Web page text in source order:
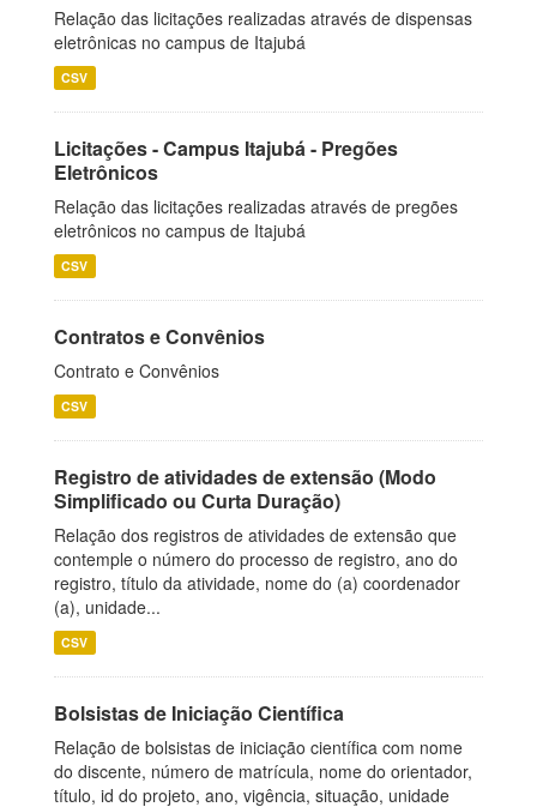
Relação das licitações realizadas através de dispensas
eletrônicas no campus de Itajubá
CSV
Licitações - Campus Itajubá - Pregões
Eletrônicos
Relação das licitações realizadas através de pregões
eletrônicos no campus de Itajubá
CSV
Contratos e Convênios
Contrato e Convênios
CSV
Registro de atividades de extensão (Modo
Simplificado ou Curta Duração)
Relação dos registros de atividades de extensão que
contemple o número do processo de registro, ano do
registro, título da atividade, nome do (a) coordenador
(a), unidade...
CSV
Bolsistas de Iniciação Científica
Relação de bolsistas de iniciação científica com nome
do discente, número de matrícula, nome do orientador,
título, id do projeto, ano, vigência, situação, unidade